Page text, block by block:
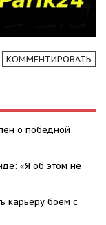
КОММЕНТИРОВАТЬ
о победной
«Я об этом не
карьеру боем с